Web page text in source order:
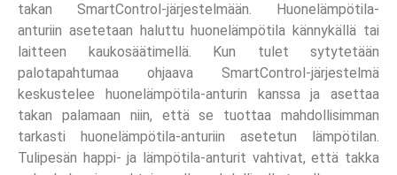
takan SmartControl-järjestelmään. Huonelämpötila-
anturiin asetetaan haluttu huonelämpötila kännykällä tai
laitteen kaukosäätimellä. Kun tulet sytytetään
palotapahtumaa ohjaava SmartControl-järjestelmä
keskustelee huonelämpötila-anturin kanssa ja asettaa
takan palamaan niin, että se tuottaa mahdollisimman
tarkasti huonelämpötila-anturiin asetetun lämpötilan.
Tulipesän happi- ja lämpötila-anturit vahtivat, että takka